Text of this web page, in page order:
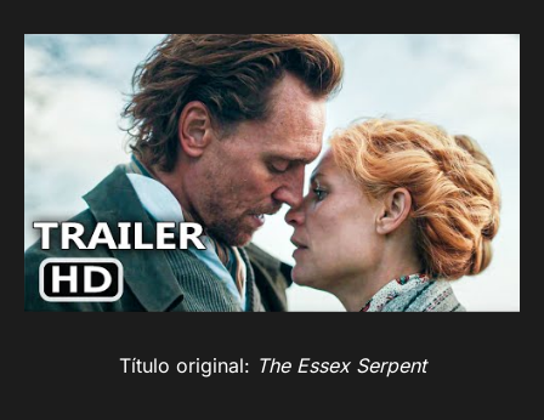
Título original: The Essex Serpent